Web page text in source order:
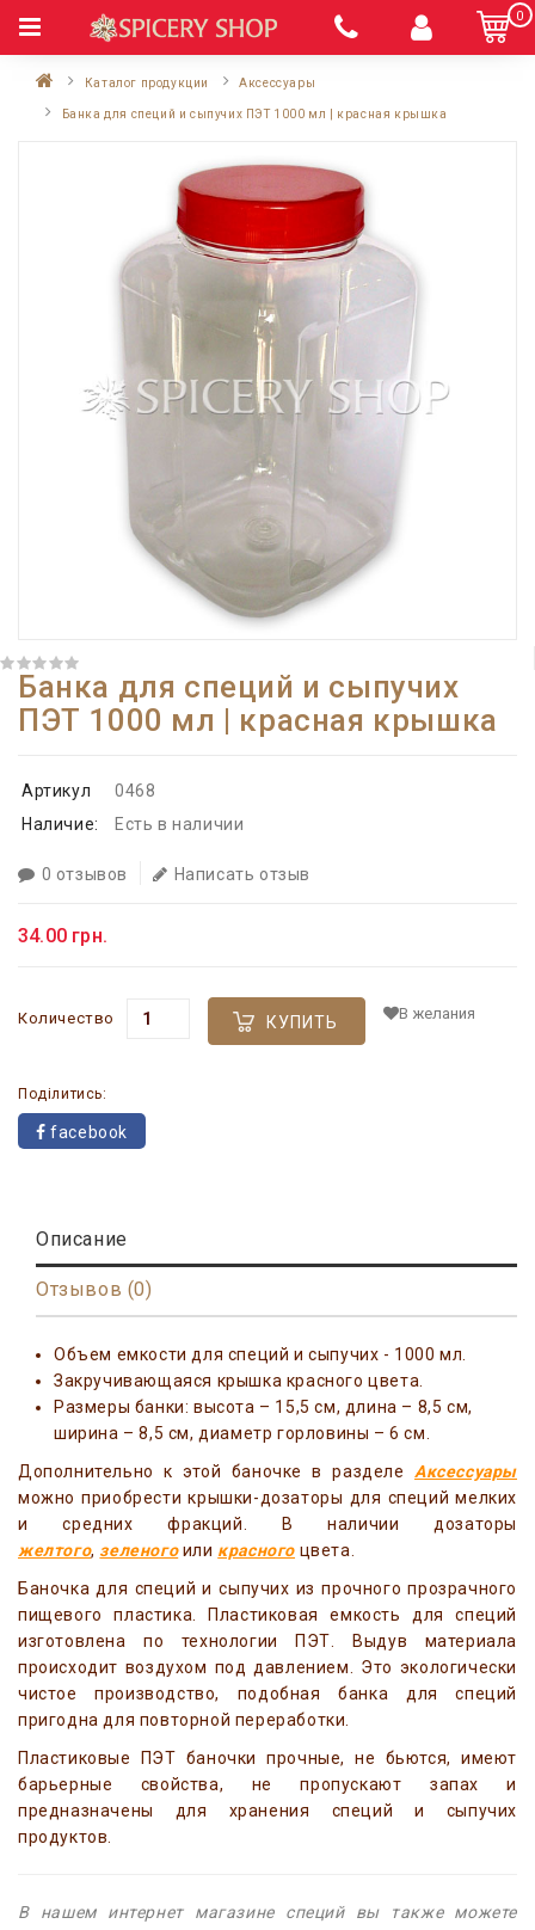
0
Каталог продукции Аксессуары
Банка для специй и сыпучих ПЭТ 1000 мл | красная крышка
Банка для специй и сыпучих
ПЭТ 1000 мл | красная крышка
Артикул
0468
Наличие:
Есть в наличии
0 отзывов Написать отзыв
34.00 грн.
Количество КУПИТЬ В желания
Поділитись:
facebook
Описание
Отзывов (0)
Объем емкости для специй и сыпучих - 1000 мл.
Закручивающаяся крышка красного цвета.
Размеры банки: высота – 15,5 см, длина – 8,5 см,
ширина – 8,5 см, диаметр горловины – 6 см.
Дополнительно к этой баночке в разделе Аксессуары
можно приобрести крышки-дозаторы для специй мелких
и средних фракций. В наличии дозаторы
желтого, зеленогоили красного цвета.
Баночка для специй и сыпучих из прочного прозрачного
пищевого пластика. Пластиковая емкость для специй
изготовлена по технологии ПЭТ. Выдув материала
происходит воздухом под давлением. Это экологически
чистое производство, подобная банка для специй
пригодна для повторной переработки.
Пластиковые ПЭТ баночки прочные, не бьются, имеют
барьерные свойства, не пропускают запах и
предназначены для хранения специй и сыпучих
продуктов.
В нашем интернет магазине специй вы также можете